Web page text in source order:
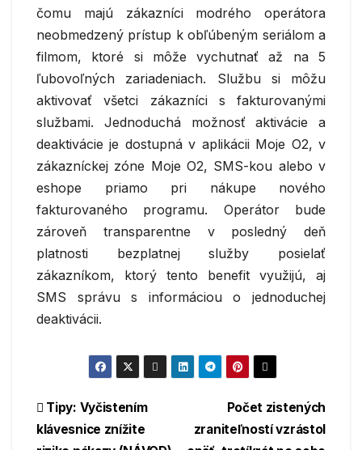
čomu majú zákazníci modrého operátora
neobmedzený prístup k obľúbeným seriálom a
filmom, ktoré si môže vychutnať až na 5
ľubovoľných zariadeniach. Službu si môžu
aktivovať všetci zákazníci s fakturovanými
službami. Jednoduchá možnosť aktivácie a
deaktivácie je dostupná v aplikácii Moje O2, v
zákazníckej zóne Moje O2, SMS-kou alebo v
eshope priamo pri nákupe nového
fakturovaného programu. Operátor bude
zároveň transparentne v posledný deň
platnosti bezplatnej služby posielať
zákazníkom, ktorý tento benefit využijú, aj
SMS správu s informáciou o jednoduchej
deaktivácii.
Navigácia
Počet zistených
zraniteľností vzrástol
Tipy: Vyčistením
klávesnice znížite